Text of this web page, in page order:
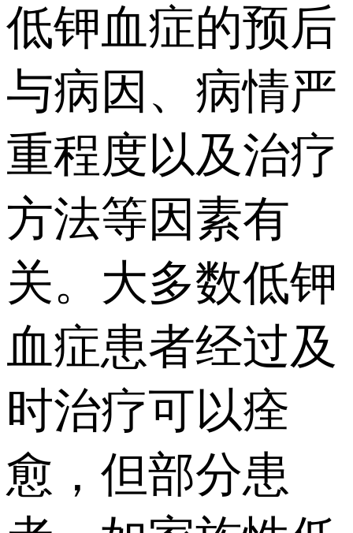
低钾血症的预后
与病因、病情严
重程度以及治疗
方法等因素有
关。大多数低钾
血症患者经过及
时治疗可以痊
愈，但部分患